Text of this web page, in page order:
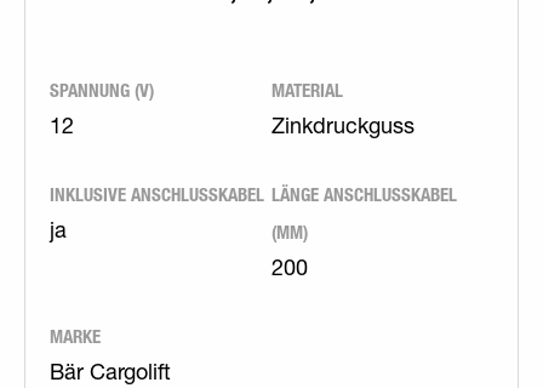
SPANNUNG (V)
12
MATERIAL
Zinkdruckguss
INKLUSIVE ANSCHLUSSKABEL
ja
LÄNGE ANSCHLUSSKABEL
(MM)
200
MARKE
Bär Cargolift